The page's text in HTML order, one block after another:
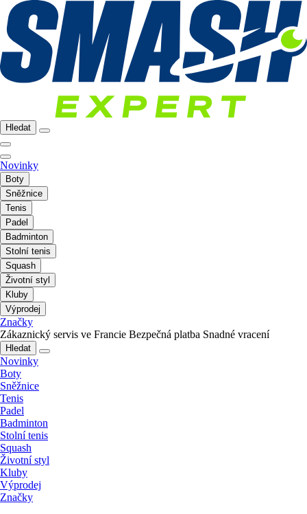
Hledat
Novinky
Boty
Sněžnice
Tenis
Padel
Badminton
Stolní tenis
Squash
Životní styl
Kluby
Výprodej
Značky
Zákaznický servis ve Francie Bezpečná platba Snadné vracení
Hledat
Novinky
Boty
Sněžnice
Tenis
Padel
Badminton
Stolní tenis
Squash
Životní styl
Kluby
Výprodej
Značky